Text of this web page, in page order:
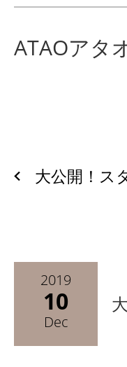
ATAOアタ
大公開！ス
2019
10
Dec